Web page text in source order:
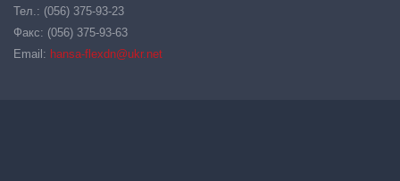
Тел.: (056) 375-93-23
Факс: (056) 375-93-63
Email: hansa-flexdn@ukr.net